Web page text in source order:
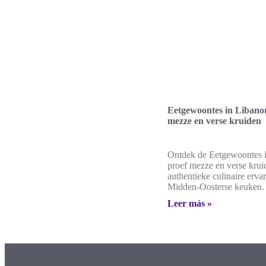
Eetgewoontes in
mezze en verse kruiden
Ontdek de Eetgewoontes
proef mezze en verse
authentieke culinaire
Midden-Oosterse keuken.
Leer más »